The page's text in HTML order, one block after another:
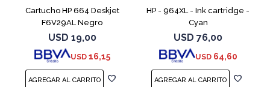
Cartucho HP 664 Deskjet
F6V29AL Negro
USD 19,00
USD 16,15
HP - 964XL - Ink cartridge -
Cyan
USD 76,00
USD 64,60